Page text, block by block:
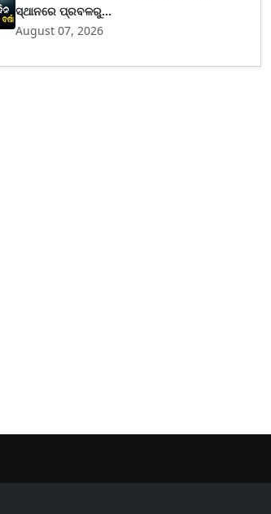
ସ୍ଥାନରେ ପ୍ରବଳରୁ...
August 07, 2026